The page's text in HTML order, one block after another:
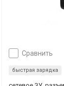
сравнить
быстрая зарядка